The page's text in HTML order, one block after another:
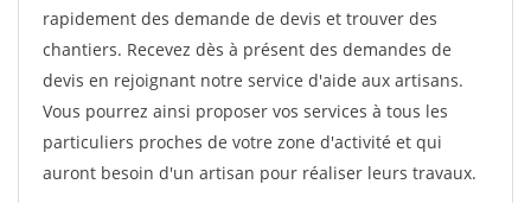
rapidement des demande de devis et trouver des
chantiers. Recevez dès à présent des demandes de
devis en rejoignant notre service d'aide aux artisans.
Vous pourrez ainsi proposer vos services à tous les
particuliers proches de votre zone d'activité et qui
auront besoin d'un artisan pour réaliser leurs travaux.